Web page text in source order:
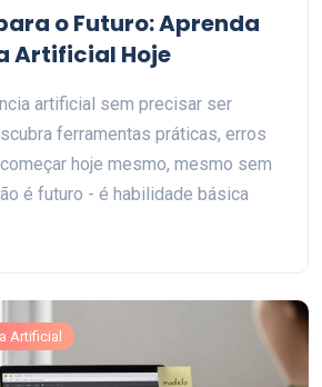
o Futuro: Aprenda
Artificial Hoje
artificial sem precisar ser
ferramentas práticas, erros
hoje mesmo, mesmo sem
é futuro - é habilidade básica
Artificial